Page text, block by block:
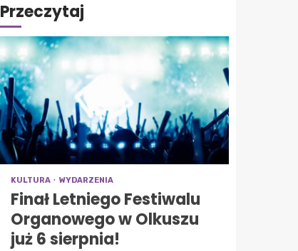
Przeczytaj
KULTURA WYDARZENIA
Finał Letniego Festiwalu
Organowego w Olkuszu
już 6 sierpnia!